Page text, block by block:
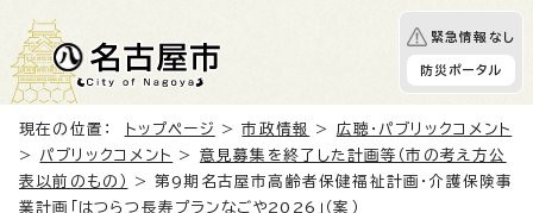
緊急情報なし
防災ポータル
現在の位置： トップページ >市政情報 > 広聴・パブリックコメント
> パブリックコメント > 意見募集を終了した計画等（市の考え方公
表以前のもの）
> 第9期名古屋市高齢者保健福祉計画・介護保険事
業計画「はつらつ長寿プランなごや2026」（案）